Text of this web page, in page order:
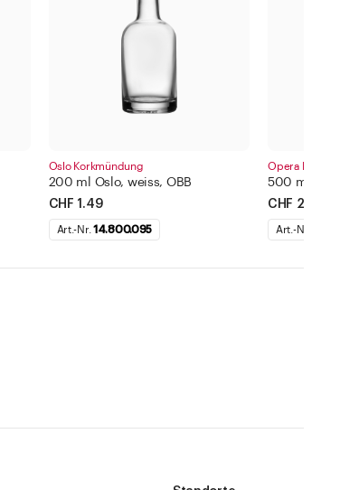
Oslo Korkmündung
200 ml Oslo, weiss, OBB
CHF 1.49
Art.-Nr. 14.800.095
Opera
500 ml
CHF 2.21
Art.-Nr.